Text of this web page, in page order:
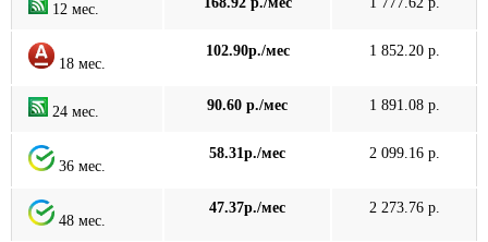
12 мес.
18 мес.
102.90р./мес 1 852.20 р.
24 мес. 90.60 р./мес 1 891.08 р.
36 мес.
58.31р./мес 2 099.16 р.
48 мес.
47.37р./мес 2 273.76 р.